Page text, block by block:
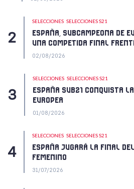
SELECCIONES SELECCIONES S21
ESPAÑA, SUBCAMPEONA DE
UNA COMPETIDA FINAL
02/08/2026
SELECCIONES SELECCIONES S21
ESPAÑA SUB21 CONQUISTA
EUROPEA
01/08/2026
SELECCIONES SELECCIONES S21
ESPAÑA JUGARÁ LA FINAL
FEMENINO
31/07/2026